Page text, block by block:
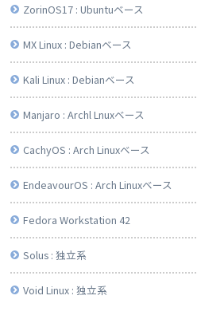
ZorinOS17 : Ubuntuベース
MX Linux : Debianベース
Kali Linux : Debianベース
Manjaro : Archl Lnuxベース
CachyOS : Arch Linuxベース
EndeavourOS : Arch Linuxベース
Fedora Workstation 42
Solus : 独立系
Void Linux : 独立系